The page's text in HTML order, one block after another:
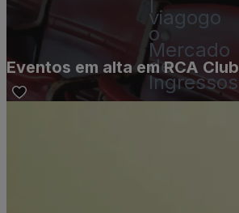
viagogo
o
Mercado
de
Ingressos
Eventos em alta em RCA Club